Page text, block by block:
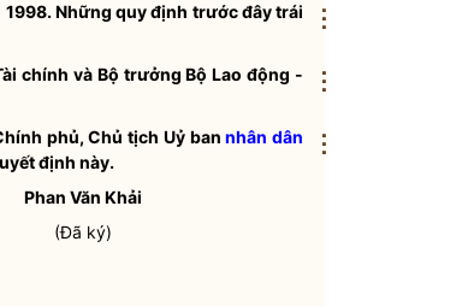
Những quy định trước đây trái
chính và Bộ trưởng Bộ Lao động -
phủ, Chủ tịch Uỷ bannhân dân
định này.
Phan Văn Khải
(Đã ký)
⋮
⋮
⋮